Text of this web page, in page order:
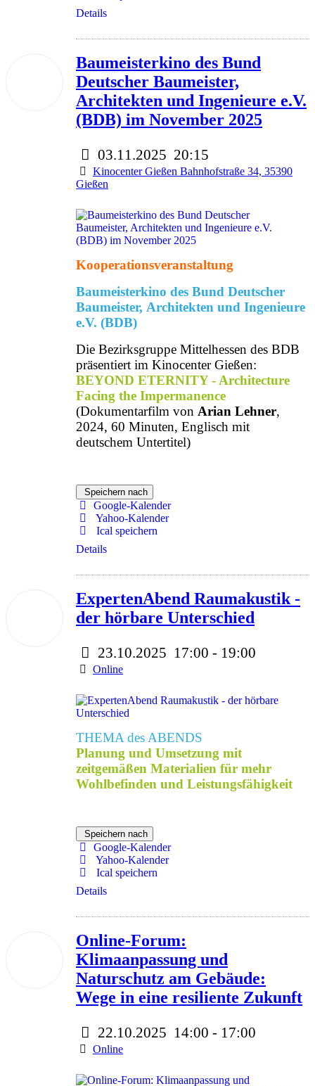
Details
Baumeisterkino des Bund
Deutscher Baumeister,
Architekten und Ingenieure e.V.
(BDB) im November 2025
03.11.2025 20:15
Kinocenter Gießen Bahnhofstraße 34, 35390
Gießen
Kooperationsveranstaltung
Baumeisterkino des Bund Deutscher
Baumeister, Architekten und Ingenieure
e.V. (BDB)
Die Bezirksgruppe Mittelhessen des BDB
präsentiert im Kinocenter Gießen:
BEYOND ETERNITY - Architecture
Facing the Impermanence
(Dokumentarfilm von Arian Lehner,
2024, 60 Minuten, Englisch mit
deutschem Untertitel)
Speichern nach
Google-Kalender
Yahoo-Kalender
Ical speichern
Details
ExpertenAbend Raumakustik -
der hörbare Unterschied
23.10.2025 17:00 - 19:00
Online
THEMA des ABENDS
Planung und Umsetzung mit
zeitgemäßen Materialien für mehr
Wohlbefinden und Leistungsfähigkeit
Speichern nach
Google-Kalender
Yahoo-Kalender
Ical speichern
Details
Online-Forum:
Klimaanpassung und
Naturschutz am Gebäude:
Wege in eine resiliente Zukunft
22.10.2025 14:00 - 17:00
Online